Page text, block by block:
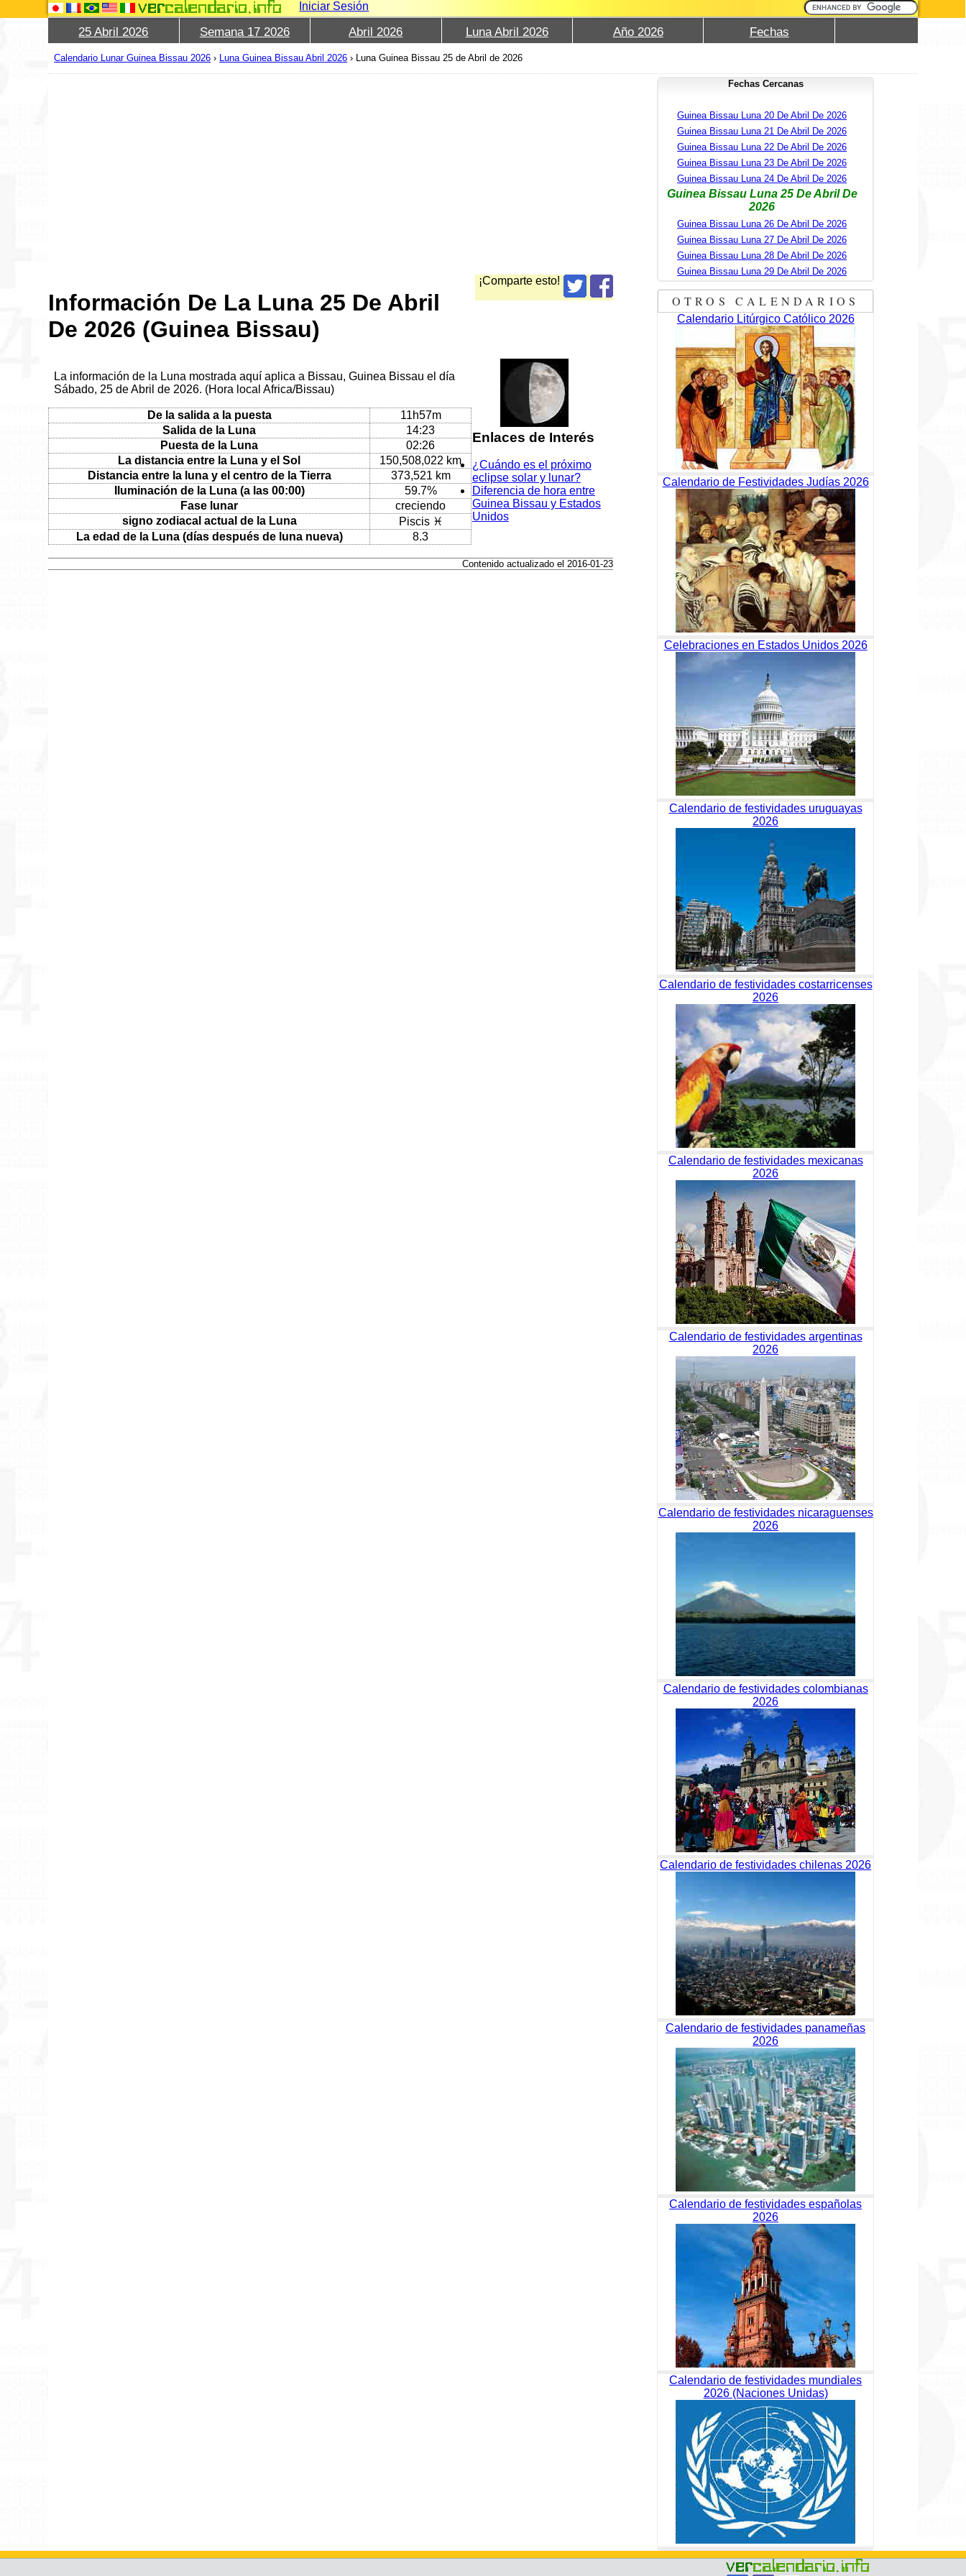
Iniciar Sesión
25 Abril 2026 Semana 17 2026 Abril 2026 Luna Abril 2026 Año 2026 Fechas
Calendario Lunar Guinea Bissau 2026 › Luna Guinea Bissau Abril 2026 › Luna Guinea Bissau 25 de Abril de 2026
¡Comparte esto!
Información De La Luna 25 De Abril
De 2026 (Guinea Bissau)
La información de la Luna mostrada aquí aplica a Bissau, Guinea Bissau el día
Sábado, 25 de Abril de 2026. (Hora local Africa/Bissau)
De la salida a la puesta
11h57m
Salida de la Luna
14:23
Puesta de la Luna
02:26
La distancia entre la Luna y el Sol
150,508,022 km
Distancia entre la luna y el centro de la Tierra
373,521 km
Iluminación de la Luna (a las 00:00)
59.7%
Fase lunar
creciendo
signo zodiacal actual de la Luna
Piscis ♓
La edad de la Luna (días después de luna nueva)
8.3
Enlaces de Interés
¿Cuándo es el próximo
eclipse solar y lunar?
Diferencia de hora entre
Guinea Bissau y Estados
Unidos
Contenido actualizado el 2016-01-23
Fechas Cercanas
Guinea Bissau Luna 20 De Abril De 2026
Guinea Bissau Luna 21 De Abril De 2026
Guinea Bissau Luna 22 De Abril De 2026
Guinea Bissau Luna 23 De Abril De 2026
Guinea Bissau Luna 24 De Abril De 2026
Guinea Bissau Luna 25 De Abril De
2026
Guinea Bissau Luna 26 De Abril De 2026
Guinea Bissau Luna 27 De Abril De 2026
Guinea Bissau Luna 28 De Abril De 2026
Guinea Bissau Luna 29 De Abril De 2026
OTROS CALENDARIOS
Calendario Litúrgico Católico 2026
Calendario de Festividades Judías 2026
Celebraciones en Estados Unidos 2026
Calendario de festividades uruguayas
2026
Calendario de festividades costarricenses
2026
Calendario de festividades mexicanas
2026
Calendario de festividades argentinas
2026
Calendario de festividades nicaraguenses
2026
Calendario de festividades colombianas
2026
Calendario de festividades chilenas 2026
Calendario de festividades panameñas
2026
Calendario de festividades españolas
2026
Calendario de festividades mundiales
2026 (Naciones Unidas)